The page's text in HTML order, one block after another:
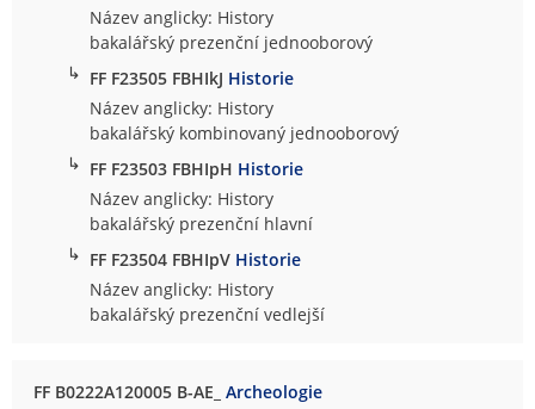
Název anglicky: History
bakalářský prezenční jednooborový
↳ FF F23505 FBHIkJ Historie
Název anglicky: History
bakalářský kombinovaný jednooborový
↳ FF F23503 FBHIpH Historie
Název anglicky: History
bakalářský prezenční hlavní
↳ FF F23504 FBHIpV Historie
Název anglicky: History
bakalářský prezenční vedlejší
FF B0222A120005 B-AE_Archeologie